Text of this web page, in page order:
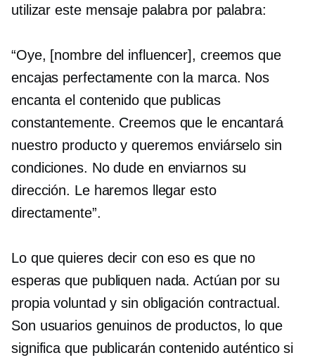
utilizar este mensaje palabra por palabra:
“Oye, [nombre del influencer], creemos que
encajas perfectamente con la marca. Nos
encanta el contenido que publicas
constantemente. Creemos que le encantará
nuestro producto y queremos enviárselo sin
condiciones. No dude en enviarnos su
dirección. Le haremos llegar esto
directamente”.
Lo que quieres decir con eso es que no
esperas que publiquen nada. Actúan por su
propia voluntad y sin obligación contractual.
Son usuarios genuinos de productos, lo que
significa que publicarán contenido auténtico si